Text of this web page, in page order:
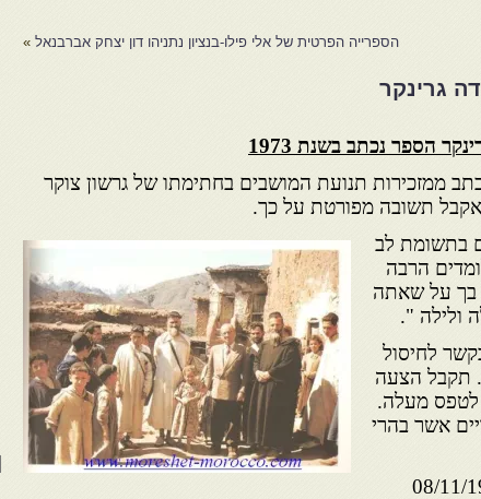
הספרייה הפרטית של אלי פילו-בנציון נתניהו דון יצחק אברבנאל »
גרינקר
הספר נכתב בשנת 1973
ממזכירות תנועת המושבים בחתימתו של גרשון צוקר
תשובה מפורטת על כך.
בתשומת לב
הרבה
בך על שאתה
ולילה ".
לחיסול
תקבל הצעה
מעלה.
אשר בהרי